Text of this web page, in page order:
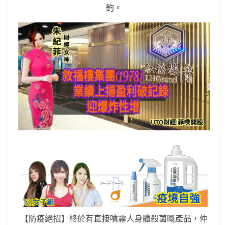
鈞。
【防疫絕招】終於有直接噴霧人身體殺菌嘅產品，仲